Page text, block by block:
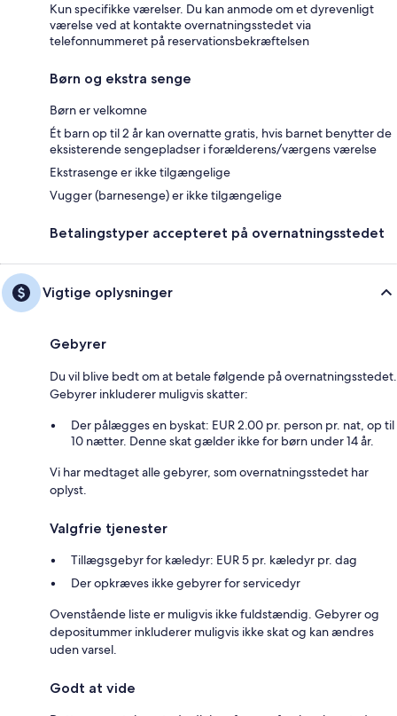
Kun specifikke værelser. Du kan anmode om et dyrevenligt
værelse ved at kontakte overnatningsstedet via
telefonnummeret på reservationsbekræftelsen
Børn og ekstra senge
Børn er velkomne
Ét barn op til 2 år kan overnatte gratis, hvis barnet benytter de
eksisterende sengepladser i forælderens/værgens værelse
Ekstrasenge er ikke tilgængelige
Vugger (barnesenge) er ikke tilgængelige
Betalingstyper accepteret på overnatningsstedet
Vigtige oplysninger
Gebyrer
Du vil blive bedt om at betale følgende på overnatningsstedet.
Gebyrer inkluderer muligvis skatter:
Der pålægges en byskat: EUR 2.00 pr. person pr. nat, op til
10 nætter. Denne skat gælder ikke for børn under 14 år.
Vi har medtaget alle gebyrer, som overnatningsstedet har
oplyst.
Valgfrie tjenester
Tillægsgebyr for kæledyr: EUR 5 pr. kæledyr pr. dag
Der opkræves ikke gebyrer for servicedyr
Ovenstående liste er muligvis ikke fuldstændig. Gebyrer og
depositummer inkluderer muligvis ikke skat og kan ændres
uden varsel.
Godt at vide